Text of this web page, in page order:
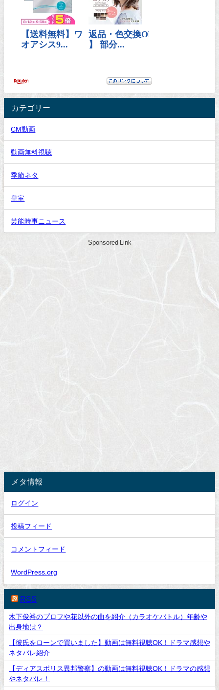
カテゴリー
CM動画
動画無料視聴
季節ネタ
皇室
芸能時事ニュース
Sponsored Link
メタ情報
ログイン
投稿フィード
コメントフィード
WordPress.org
RSS
木下俊裕のプロフや花以外の曲を紹介（カラオケバトル）年齢や
出身地は？
【彼氏をローンで買いました】動画は無料視聴OK！ドラマ感想や
ネタバレ紹介
【ディアスポリス異邦警察】の動画は無料視聴OK！ドラマの感想
やネタバレ！